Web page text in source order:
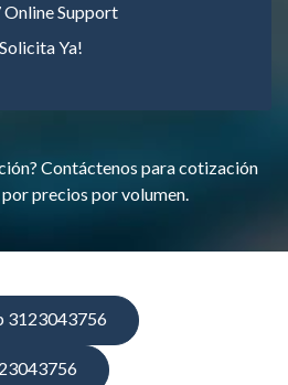
Support
Solicita Ya!
Contáctenos para cotización
precios por volumen.
3123043756